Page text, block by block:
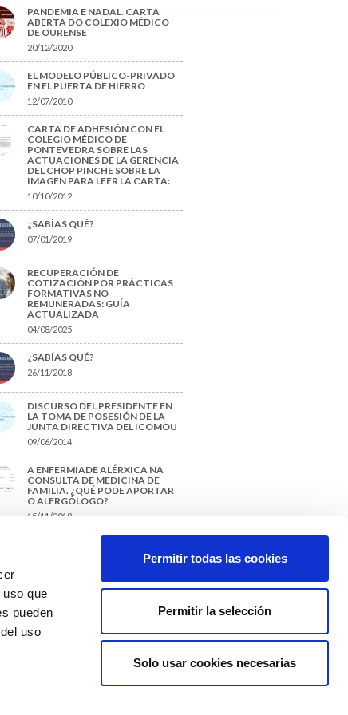
que
pueden
uso
Permitir todas las cookies
Permitir la selección
Solo usar cookies necesarias
PANDEMIA E NADAL. CARTA
ABERTA DO COLEXIO MÉDICO
DE OURENSE
20/12/2020
EL MODELO PÚBLICO-PRIVADO
EN EL PUERTA DE HIERRO
12/07/2010
CARTA DE ADHESIÓN CON EL
COLEGIO MÉDICO DE
PONTEVEDRA SOBRE LAS
ACTUACIONES DE LA GERENCIA
DEL CHOP PINCHE SOBRE LA
IMAGEN PARA LEER LA CARTA:
10/10/2012
¿SABÍAS QUÉ?
07/01/2019
RECUPERACIÓN DE
COTIZACIÓN POR PRÁCTICAS
FORMATIVAS NO
REMUNERADAS: GUÍA
ACTUALIZADA
04/08/2025
¿SABÍAS QUÉ?
26/11/2018
DISCURSO DEL PRESIDENTE EN
LA TOMA DE POSESIÓN DE LA
JUNTA DIRECTIVA DEL ICOMOU
09/06/2014
A ENFERMIADE ALÉRXICA NA
CONSULTA DE MEDICINA DE
FAMILIA. ¿QUÉ PODE APORTAR
O ALERGÓLOGO?
15/11/2018
UN TRABAJO FIN DE GRADO?
Colexio Médicos
Ourense